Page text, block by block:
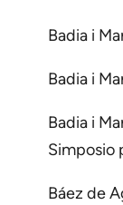
Badia i
Badia i
Badia i
Simposio
Báez de